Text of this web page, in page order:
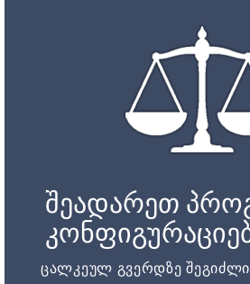
შეადარეთ
ცალკეულ გვერდზე